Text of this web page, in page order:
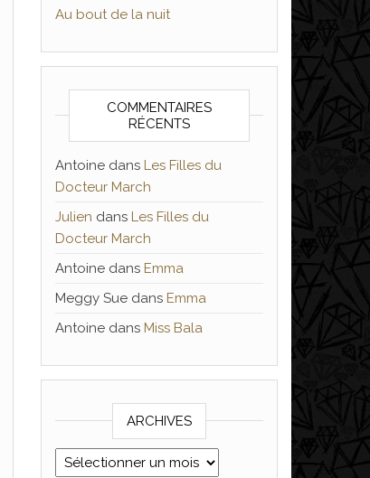
Au bout de la nuit
COMMENTAIRES
RÉCENTS
Antoinedans Les Filles du
Docteur March
Julien dans Les Filles du
Docteur March
Antoinedans Emma
Meggy Suedans Emma
Antoinedans Miss Bala
ARCHIVES
Archives